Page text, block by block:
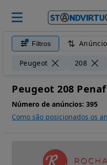
Filtros
Peugeot 208
Peugeot 208
Número de anúncios: 395
Como são posicionados os